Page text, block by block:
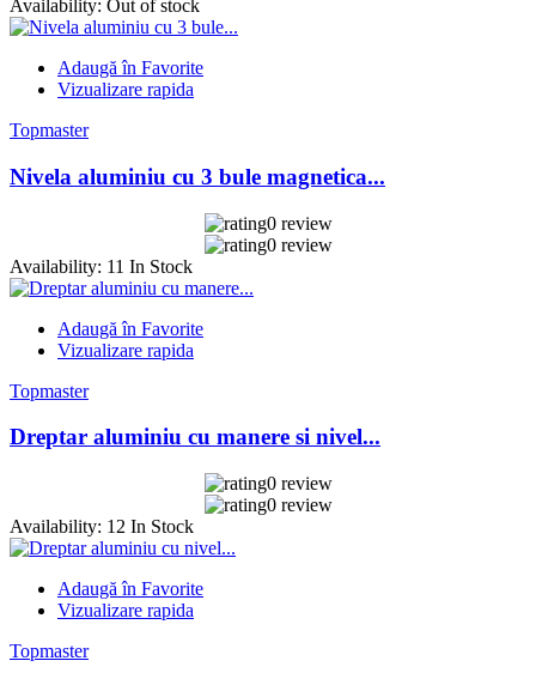
Availability: Out of stock
Adaugă în Favorite
Vizualizare rapida
Topmaster
Nivela aluminiu cu 3 bule magnetica...
0 review
0 review
Availability: 11 In Stock
Adaugă în Favorite
Vizualizare rapida
Topmaster
Dreptar aluminiu cu manere si nivel...
0 review
0 review
Availability: 12 In Stock
Adaugă în Favorite
Vizualizare rapida
Topmaster